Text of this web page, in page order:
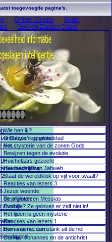
Online Casino
Beste
Gokken Zonder Cruks
Wie ben ik?
Jezus' kruisdood
O Babylon, gij grote stad
niet...
Het mysterie van de zonen Gods
Bewijzen tegen de evolutie
Huichelaars gezocht
Het raadsel van Jahweh
2Staat de wereldklok op vijf voor twaalf?
Reacties van lezers 3
Jezus weende
de profeten
De afgewezen Messias
voorbij
Evolutie? Ze geloven er zelf niet in!
Het lijden is geen mysterie
Reacties van lezers 1
toorn van het Lam
Humanisme: een stank uit de hel
god
Dani�l, Johannes en de antichrist
toegevoegde pagina's.